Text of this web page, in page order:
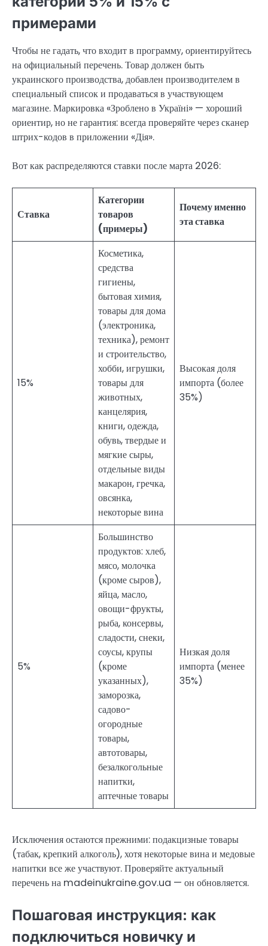
примерами
Чтобы не гадать, что входит в программу, ориентируйтесь
на официальный перечень. Товар должен быть
украинского производства, добавлен производителем в
специальный список и продаваться в участвующем
магазине. Маркировка «Зроблено в Україні» — хороший
ориентир, но не гарантия: всегда проверяйте через сканер
штрих-кодов в приложении «Дія».
Вот как распределяются ставки после марта 2026:
Ставка
Категории
товаров
(примеры)
Почему именно
эта ставка
15%
Косметика,
средства
гигиены,
бытовая химия,
товары для дома
(электроника,
техника), ремонт
и строительство,
хобби, игрушки,
товары для
животных,
канцелярия,
книги, одежда,
обувь, твердые и
мягкие сыры,
отдельные виды
макарон, гречка,
овсянка,
некоторые вина
Высокая доля
импорта (более
35%)
5%
Большинство
продуктов: хлеб,
мясо, молочка
(кроме сыров),
яйца, масло,
овощи-фрукты,
рыба, консервы,
сладости, снеки,
соусы, крупы
(кроме
указанных),
заморозка,
садово-
огородные
товары,
автотовары,
безалкогольные
напитки,
аптечные товары
Низкая доля
импорта (менее
35%)
Исключения остаются прежними: подакцизные товары
(табак, крепкий алкоголь), хотя некоторые вина и медовые
напитки все же участвуют. Проверяйте актуальный
перечень на madeinukraine.gov.ua — он обновляется.
Пошаговая инструкция: как
подключиться новичку и